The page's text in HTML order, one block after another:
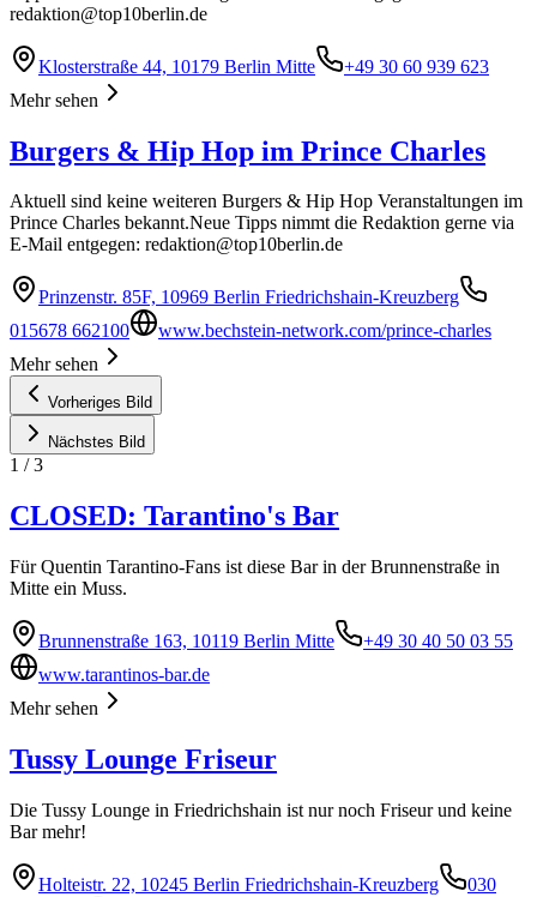
redaktion@top10berlin.de
Klosterstraße 44, 10179 Berlin Mitte
+49 30 60 939 623
Mehr sehen
Burgers & Hip Hop im Prince Charles
Aktuell sind keine weiteren Burgers & Hip Hop Veranstaltungen im
Prince Charles bekannt.Neue Tipps nimmt die Redaktion gerne via
E-Mail entgegen: redaktion@top10berlin.de
Prinzenstr. 85F, 10969 Berlin Friedrichshain-Kreuzberg
015678 662100
www.bechstein-network.com/prince-charles
Mehr sehen
Vorheriges Bild
Nächstes Bild
1 /3
CLOSED: Tarantino's Bar
Für Quentin Tarantino-Fans ist diese Bar in der Brunnenstraße in
Mitte ein Muss.
Brunnenstraße 163, 10119 Berlin Mitte
+49 30 40 50 03 55
www.tarantinos-bar.de
Mehr sehen
Tussy Lounge Friseur
Die Tussy Lounge in Friedrichshain ist nur noch Friseur und keine
Bar mehr!
Holteistr. 22, 10245 Berlin Friedrichshain-Kreuzberg
030